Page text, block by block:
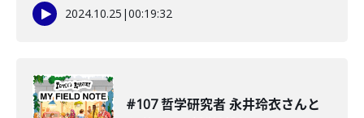
2024.10.25 |00:19:32
#107 哲学研究者 永井玲衣さんと